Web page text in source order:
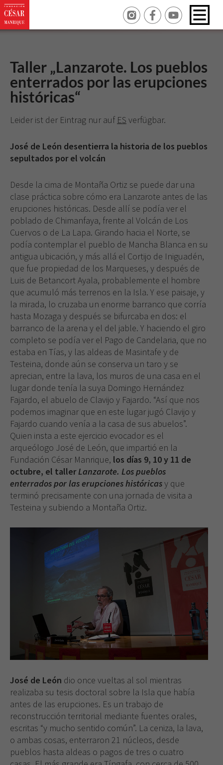
Taller „Lanzarote. Los pueblos
enterrados por las erupciones
históricas“
Leider ist der Eintrag nur auf ES verfügbar.
José de León desentierra la historia de los pueblos
sepultados por el volcán
Desde la cima de Montaña Ortiz se puede dar una
clase práctica sobre cómo era Lanzarote antes de las
erupciones históricas. Desde allí se podía ver el
poblado de Chimanfaya, frente al Volcán de Los
Cuervos o de La Lapa. Girando hacia el Norte, se
podía contemplar el pueblo de Mancha Blanca en su
antigua ubicación, y más allá el Cortijo de Iniguadén,
que fue propiedad de los Marqueses, y después de
Luis de Betancort Ayala, probablemente el hombre
que acumuló más terrenos en la Isla. Y ese paisaje, y
la mirada, lo cruzaba un enorme barranco que corría
hasta Mozaga y después se bifurcaba en dos: el
barranco de la arena y el del jable. Y haciendo el giro
completo se podía ver el Pago de Candelaria, que no
estaba en Tías, y las aldeas de Masintafe y de
Testeina, donde aún se conserva un taro y se
aprecian, entre la lava, los muros de una casa en el
lugar donde tenía la suya Domingo Hernández
Fajardo, el abuelo de Clavijo y Fajardo. “Así que nos
podemos imaginar que en este lugar jugó Clavijo y
Fajardo cuando venía a la casa de sus abuelos”.
Quien insta a este ejercicio evocador es el
arqueólogo José de León, que impartió en la
Fundación César Manrique, los días 9, 10 y 11 de
octubre, el tallerLanzarote. Los pueblos
enterrados por las erupciones históricasy que
terminó precisamente con una jornada de visita a
Testeina y subiendo a Montaña Ortiz.
José de León dio once vueltas al sol mientras
realizaba su tesis doctoral sobre la Isla que había
antes de las erupciones. Es un trabajo de
reconstrucción territorial mediante fuentes orales,
escritas “y mucho sentido común”. La ceniza, la lava,
o ambas cosas, enterraron 21 núcleos, desde
pueblos hasta aldeas o pagos de tres o cuatro